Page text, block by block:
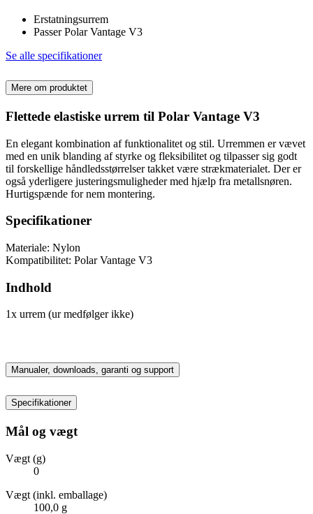
Erstatningsurrem
Passer Polar Vantage V3
Se alle specifikationer
Mere om produktet
Flettede elastiske urrem til Polar Vantage V3
En elegant kombination af funktionalitet og stil. Urremmen er vævet
med en unik blanding af styrke og fleksibilitet og tilpasser sig godt
til forskellige håndledsstørrelser takket være strækmaterialet. Der er
også yderligere justeringsmuligheder med hjælp fra metallsnøren.
Hurtigspænde for nem montering.
Specifikationer
Materiale: Nylon
Kompatibilitet: Polar Vantage V3
Indhold
1x urrem (ur medfølger ikke)
Manualer, downloads, garanti og support
Specifikationer
Mål og vægt
Vægt (g)
0
Vægt (inkl. emballage)
100,0 g